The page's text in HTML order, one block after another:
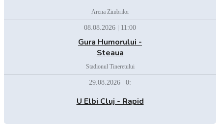
Arena Zimbrilor
08.08.2026 | 11:00
Gura Humorului -
Steaua
Stadionul Tineretului
29.08.2026 | 0:
U Elbi Cluj - Rapid